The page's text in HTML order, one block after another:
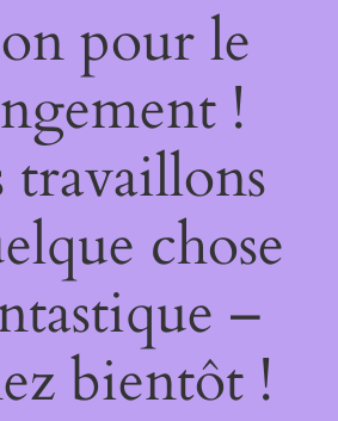
pour le
!
travaillons
chose
–
bientôt !